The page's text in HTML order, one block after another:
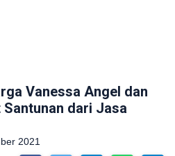
Vanessa Angel dan
Santunan dari Jasa
2021